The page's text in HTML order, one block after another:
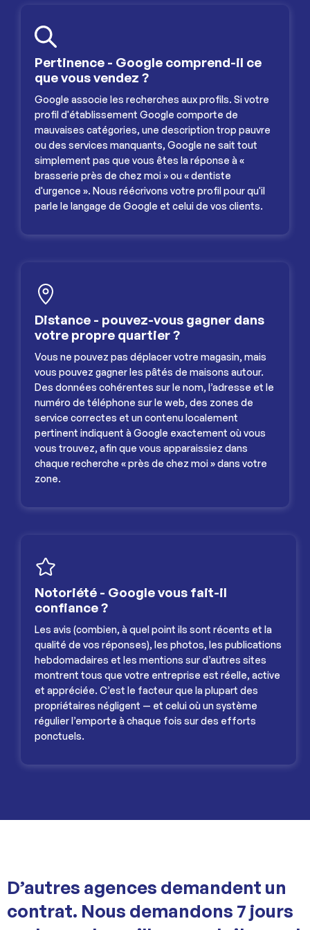
Pertinence - Google comprend-il ce
que vous vendez ?
Google associe les recherches aux profils. Si votre
profil d'établissement Google comporte de
mauvaises catégories, une description trop pauvre
ou des services manquants, Google ne sait tout
simplement pas que vous êtes la réponse à «
brasserie près de chez moi » ou « dentiste
d'urgence ». Nous réécrivons votre profil pour qu'il
parle le langage de Google et celui de vos clients.
Distance - pouvez-vous gagner dans
votre propre quartier ?
Vous ne pouvez pas déplacer votre magasin, mais
vous pouvez gagner les pâtés de maisons autour.
Des données cohérentes sur le nom, l’adresse et le
numéro de téléphone sur le web, des zones de
service correctes et un contenu localement
pertinent indiquent à Google exactement où vous
vous trouvez, afin que vous apparaissiez dans
chaque recherche « près de chez moi » dans votre
zone.
Notoriété - Google vous fait-il
confiance ?
Les avis (combien, à quel point ils sont récents et la
qualité de vos réponses), les photos, les publications
hebdomadaires et les mentions sur d’autres sites
montrent tous que votre entreprise est réelle, active
et appréciée. C’est le facteur que la plupart des
propriétaires négligent — et celui où un système
régulier l’emporte à chaque fois sur des efforts
ponctuels.
D’autres agences demandent un
contrat. Nous demandons 7 jours